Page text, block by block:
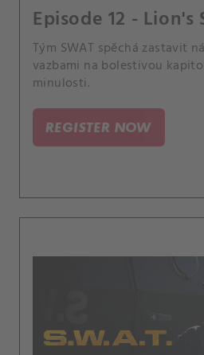
Episode 12 - Lion's
Tým SWAT spěchá zastavit
vazbami na bolestivou
minulosti.
REGISTER NOW